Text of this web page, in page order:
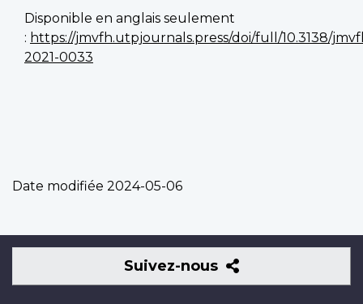
Disponible en anglais seulement
: https://jmvfh.utpjournals.press/doi/full/10.3138/
2021-0033
Date modifiée 2024-05-06
Suivez-nous
Suivez-
nous